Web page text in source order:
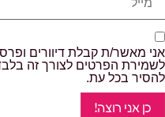
אני מאשר/ת קבלת דיוורים
לשמירת הפרטים לצורך זה
להסיר בכל עת.
כן אני רוצה!